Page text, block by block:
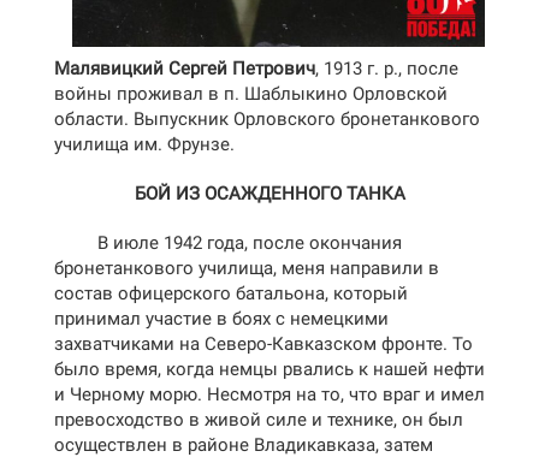
Малявицкий Сергей Петрович, 1913 г. р., после
войны проживал в п. Шаблыкино Орловской
области. Выпускник Орловского бронетанкового
училища им. Фрунзе.
БОЙ ИЗ ОСАЖДЕННОГО ТАНКА
В июле 1942 года, после окончания
бронетанкового училища, меня направили в
состав офицерского батальона, который
принимал участие в боях с немецкими
захватчиками на Северо-Кавказском фронте. То
было время, когда немцы рвались к нашей нефти
и Черному морю. Несмотря на то, что враг и имел
превосходство в живой силе и технике, он был
осуществлен в районе Владикавказа, затем